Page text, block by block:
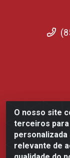
O nosso site
terceiros
relevante de
Fortali
Coelho, 1268 -